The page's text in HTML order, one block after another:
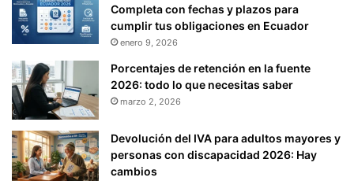
Completa con fechas y plazos para
cumplir tus obligaciones en Ecuador
enero 9, 2026
Porcentajes de retención en la fuente
2026: todo lo que necesitas saber
marzo 2, 2026
Devolución del IVA para adultos mayores y
personas con discapacidad 2026: Hay
cambios